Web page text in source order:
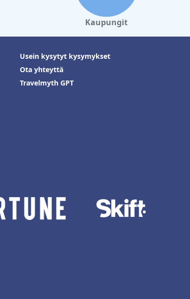
Kaupungit
Usein kysytyt kysymykset
Ota yhteyttä
Travelmyth GPT